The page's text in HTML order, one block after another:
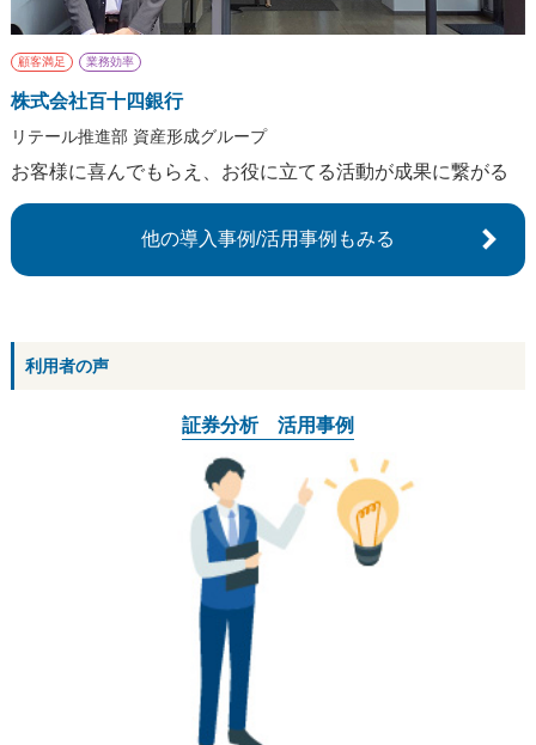
顧客満足 業務効率
株式会社百十四銀行
リテール推進部 資産形成グループ
お客様に喜んでもらえ、お役に立てる活動が成果に繋がる
他の導入事例/活用事例もみる
利用者の声
証券分析 活用事例